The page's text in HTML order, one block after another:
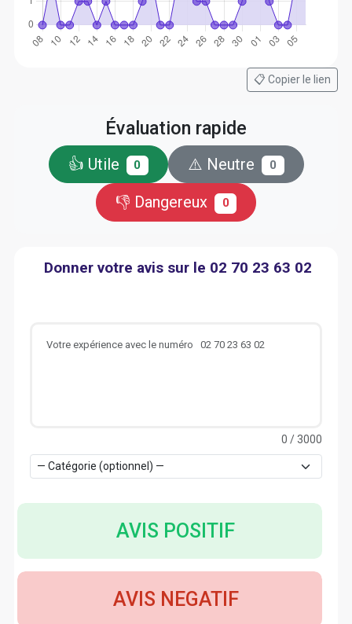
📋 Copier le lien
Évaluation rapide
👍 Utile 0 ⚠️ Neutre 0
👎 Dangereux 0
Donner votre avis sur le 02 70 23 63 02
0 / 3000
AVIS POSITIF
AVIS NEGATIF